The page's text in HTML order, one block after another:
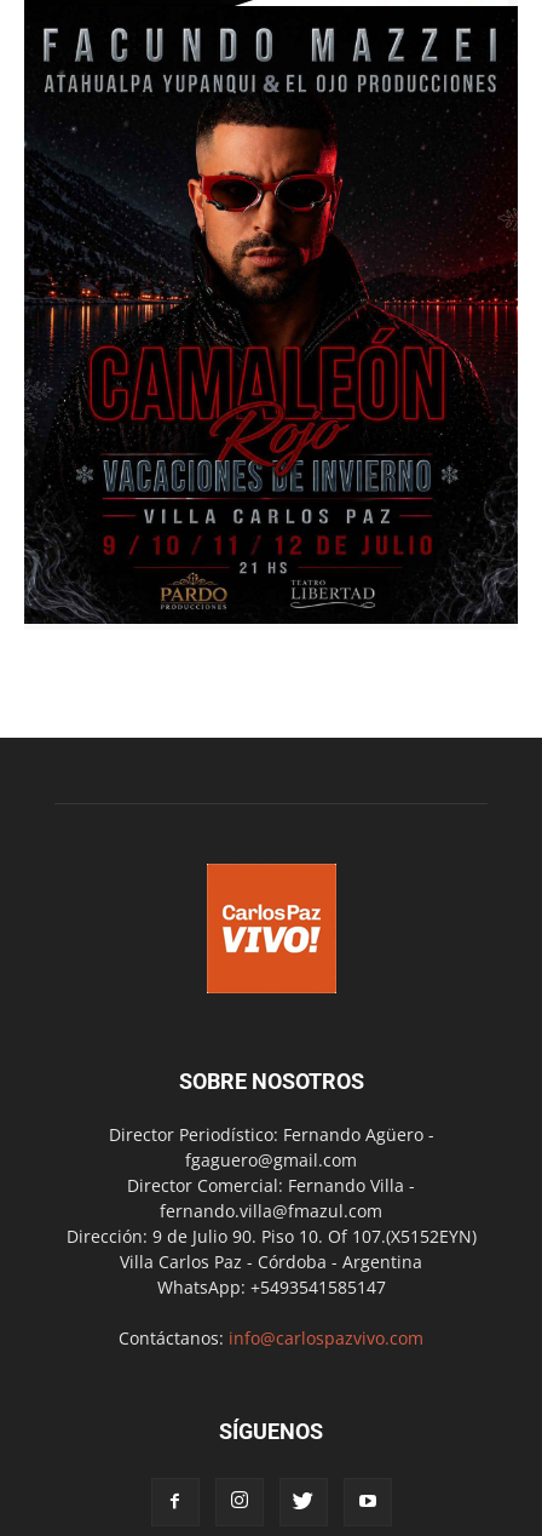
SOBRE NOSOTROS
Director Periodístico: Fernando Agüero -
fgaguero@gmail.com
Director Comercial: Fernando Villa -
fernando.villa@fmazul.com
Dirección: 9 de Julio 90. Piso 10. Of 107.(X5152EYN)
Villa Carlos Paz - Córdoba - Argentina
WhatsApp: +5493541585147
Contáctanos: info@carlospazvivo.com
SÍGUENOS